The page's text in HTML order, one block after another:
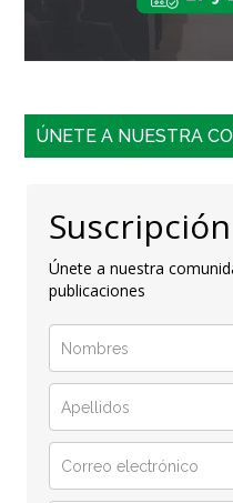
ÚNETE A NUESTRA
Únete a nuestra
publicaciones